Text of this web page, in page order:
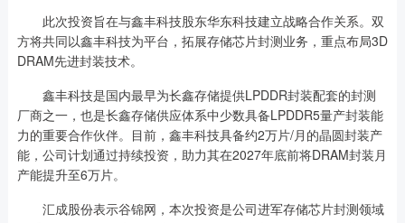
此次投资旨在与鑫丰科技股东华东科技建立战略合作关系。双
方将共同以鑫丰科技为平台，拓展存储芯片封测业务，重点布局3D
DRAM先进封装技术。
鑫丰科技是国内最早为长鑫存储提供LPDDR封装配套的封测
厂商之一，也是长鑫存储供应体系中少数具备LPDDR5量产封装能
力的重要合作伙伴。目前，鑫丰科技具备约2万片/月的晶圆封装产
能，公司计划通过持续投资，助力其在2027年底前将DRAM封装月
产能提升至6万片。
汇成股份表示谷锦网，本次投资是公司进军存储芯片封测领域